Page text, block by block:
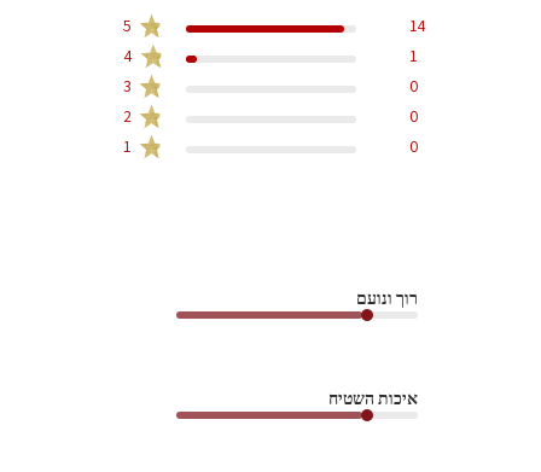
5
14
4
1
3
0
2
0
1
0
רוך ונועם
איכות השטיח